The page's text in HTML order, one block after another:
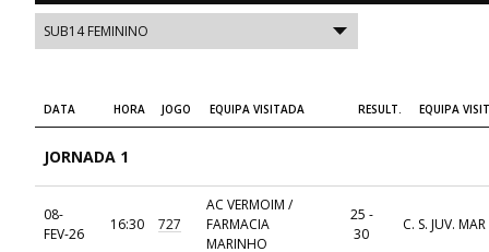
DATA HORA JOGO EQUIPA VISITADA RESULT. EQUIPA
JORNADA 1
08-
FEV-26
16:30 727
AC VERMOIM /
FARMACIA
MARINHO
25 -
30
C. S. JUV.